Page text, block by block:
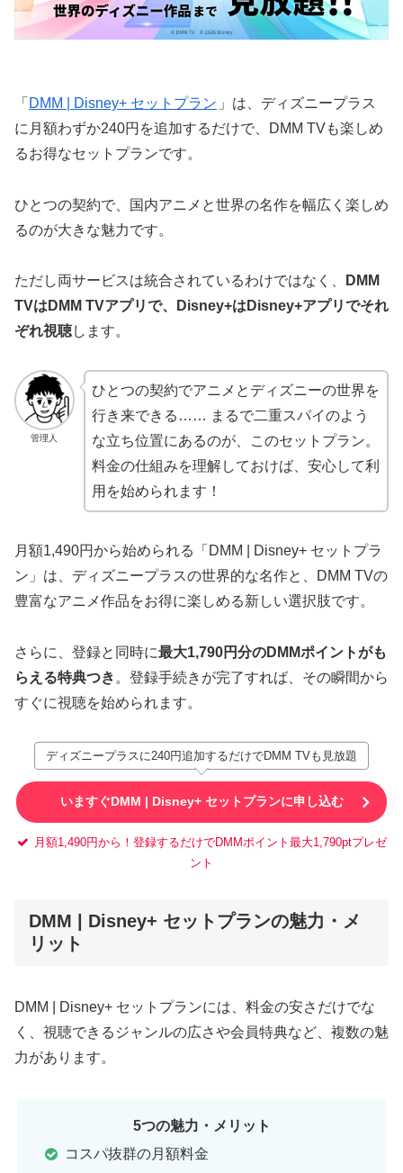
「 DMM | Disney+ セットプラン 」は、ディズニープラス
に月額わずか240円を追加するだけで、DMM TVも楽しめ
るお得なセットプランです。
ひとつの契約で、国内アニメと世界の名作を幅広く楽しめ
るのが大きな魅力です。
ただし両サービスは統合されているわけではなく、
DMM
TVはDMM TVアプリで、Disney+はDisney+アプリでそれ
ぞれ視聴します。
管理人
ひとつの契約でアニメとディズニーの世界を
行き来できる…… まるで二重スパイのよう
な立ち位置にあるのが、このセットプラン。
料金の仕組みを理解しておけば、安心して利
用を始められます！
月額1,490円から始められる「DMM | Disney+ セットプラ
ン」は、ディズニープラスの世界的な名作と、DMM TVの
豊富なアニメ作品をお得に楽しめる新しい選択肢です。
さらに、登録と同時に最大1,790円分のDMMポイントがも
らえる特典つき 。登録手続きが完了すれば、その瞬間から
すぐに視聴を始められます。
ディズニープラスに240円追加するだけでDMM TVも見放題
いますぐDMM | Disney+ セットプランに申し込む
月額1,490円から！登録するだけでDMMポイント最大1,790ptプレゼ
ント
DMM | Disney+ セットプランの魅力・メ
リット
DMM | Disney+ セットプランには、料金の安さだけでな
く、視聴できるジャンルの広さや会員特典など、複数の魅
力があります。
5つの魅力・メリット
コスパ抜群の月額料金